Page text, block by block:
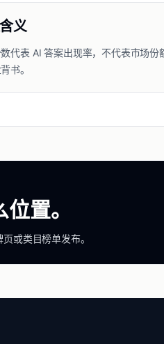
义
代表 AI 答案出现率，不代表市场份
书。
置。
或类目榜单发布。